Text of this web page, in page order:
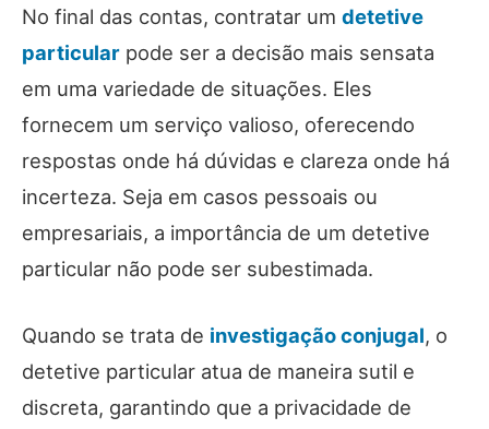
No final das contas, contratar um detetive
particular pode ser a decisão mais sensata
em uma variedade de situações. Eles
fornecem um serviço valioso, oferecendo
respostas onde há dúvidas e clareza onde há
incerteza. Seja em casos pessoais ou
empresariais, a importância de um detetive
particular não pode ser subestimada.
Quando se trata de investigação conjugal, o
detetive particular atua de maneira sutil e
discreta, garantindo que a privacidade de